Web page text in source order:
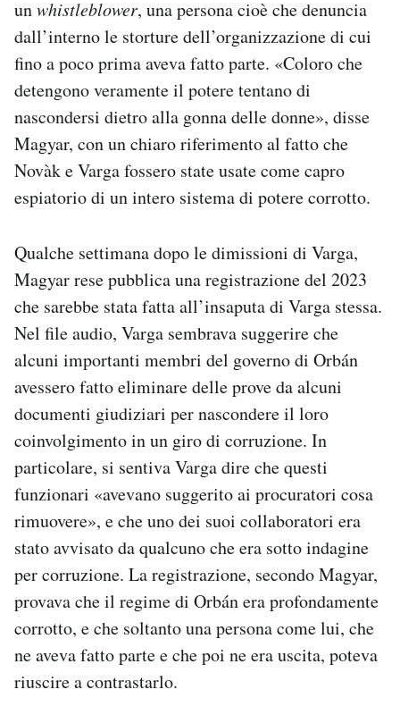
unwhistleblower, una persona cioè che denuncia
dall’interno le storture dell’organizzazione di cui
fino a poco prima aveva fatto parte. «Coloro che
detengono veramente il potere tentano di
nascondersi dietro alla gonna delle donne», disse
Magyar, con un chiaro riferimento al fatto che
Novàk e Varga fossero state usate come capro
espiatorio di un intero sistema di potere corrotto.
Qualche settimana dopo le dimissioni di Varga,
Magyar rese pubblica una registrazione del 2023
che sarebbe stata fatta all’insaputa di Varga stessa.
Nel file audio, Varga sembrava suggerire che
alcuni importanti membri del governo di Orbán
avessero fatto eliminare delle prove da alcuni
documenti giudiziari per nascondere il loro
coinvolgimento in un giro di corruzione. In
particolare, si sentiva Varga dire che questi
funzionari «avevano suggerito ai procuratori cosa
rimuovere», e che uno dei suoi collaboratori era
stato avvisato da qualcuno che era sotto indagine
per corruzione. La registrazione, secondo Magyar,
provava che il regime di Orbán era profondamente
corrotto, e che soltanto una persona come lui, che
ne aveva fatto parte e che poi ne era uscita, poteva
riuscire a contrastarlo.